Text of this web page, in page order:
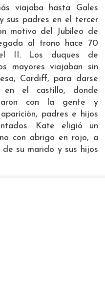
viajaba hasta Gales
sus padres en el tercer
motivo del Jubileo de
al trono hace 70
II. Los duques de
mayores viajaban sin
Cardiff, para darse
el castillo, donde
con la gente y
padres e hijos
Kate eligió un
con abrigo en rojo, a
su marido y sus hijos